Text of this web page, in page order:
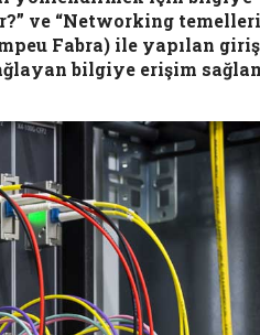
ve “Networking
Fabra) ile yapılan
bilgiye erişim